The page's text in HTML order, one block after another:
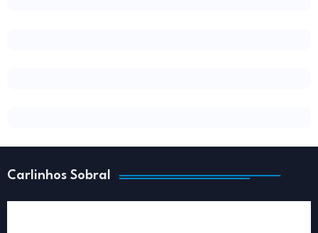
Carlinhos Sobral